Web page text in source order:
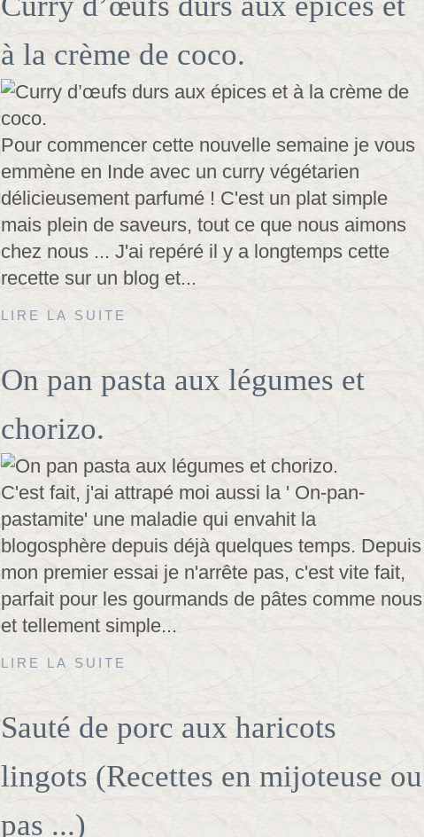
à la crème de coco.
Pour commencer cette nouvelle semaine je vous
emmène en Inde avec un curry végétarien
délicieusement parfumé ! C'est un plat simple
mais plein de saveurs, tout ce que nous aimons
chez nous ... J'ai repéré il y a longtemps cette
recette sur un blog et...
LIRE LA SUITE
On pan pasta aux légumes et
chorizo.
C'est fait, j'ai attrapé moi aussi la ' On-pan-
pastamite' une maladie qui envahit la
blogosphère depuis déjà quelques temps. Depuis
mon premier essai je n'arrête pas, c'est vite fait,
parfait pour les gourmands de pâtes comme nous
et tellement simple...
LIRE LA SUITE
Sauté de porc aux haricots
lingots (Recettes en mijoteuse ou
pas ...)